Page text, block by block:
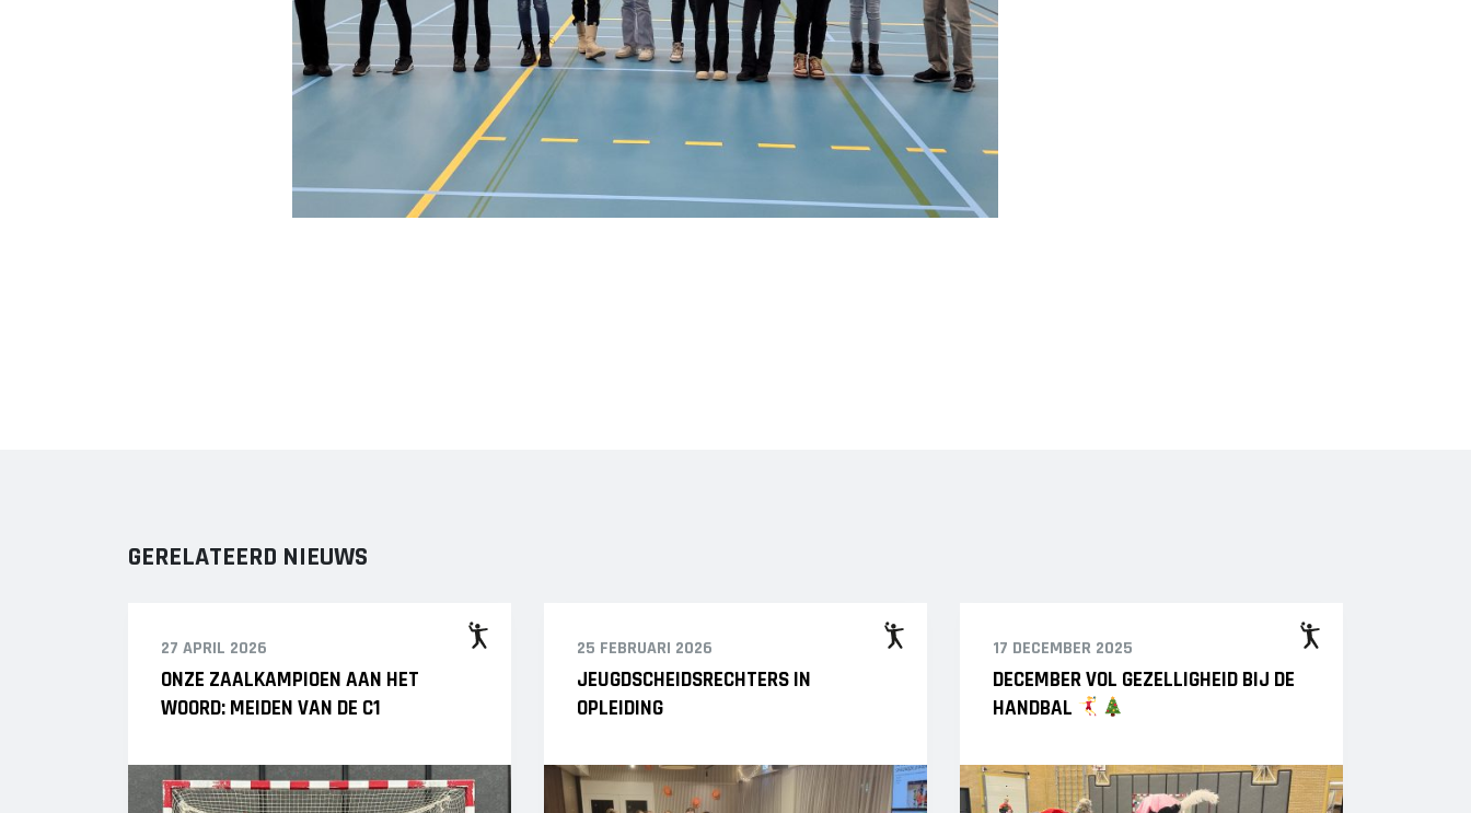
GERELATEERD NIEUWS
27 APRIL 2026
ONZE ZAALKAMPIOEN AAN HET
WOORD: MEIDEN VAN DE C1
25 FEBRUARI 2026
JEUGDSCHEIDSRECHTERS IN
OPLEIDING
17 DECEMBER 2025
DECEMBER VOL GEZELLIGHEID BIJ DE
HANDBAL